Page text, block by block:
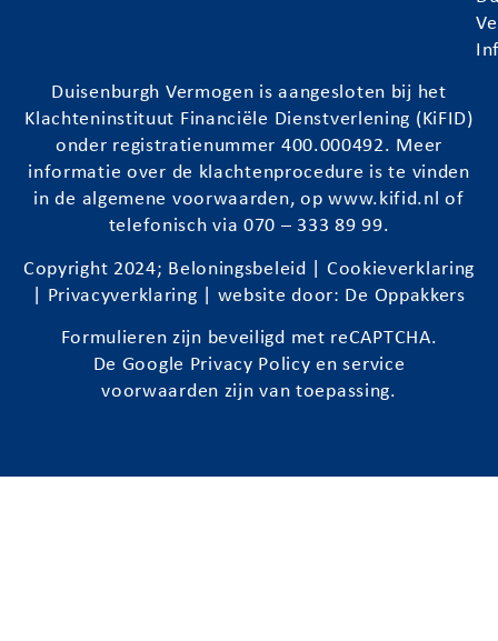
Duisenburgh Vermogen is aangesloten bij het
Klachteninstituut Financiële Dienstverlening (KiFID)
onder registratienummer 400.000492. Meer
informatie over de klachtenprocedure is te vinden
in de algemene voorwaarden, opwww.kifid.nl of
telefonisch via 070 – 333 89 99.
Copyright 2024; Beloningsbeleid
Cookieverklaring
Privacyverklaring | website door: De Oppakkers
Formulieren zijn beveiligd met reCAPTCHA.
De Google Privacy Policy enservice
voorwaarden zijn van toepassing.